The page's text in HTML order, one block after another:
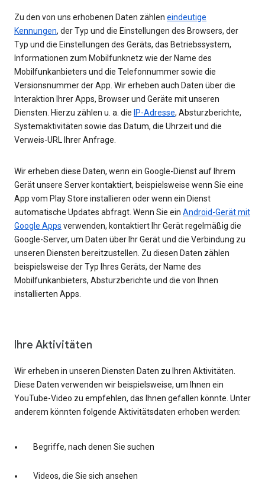
Zu den von uns erhobenen Daten zählen eindeutige
Kennungen, der Typ und die Einstellungen des Browsers, der
Typ und die Einstellungen des Geräts, das Betriebssystem,
Informationen zum Mobilfunknetz wie der Name des
Mobilfunkanbieters und die Telefonnummer sowie die
Versionsnummer der App. Wir erheben auch Daten über die
Interaktion Ihrer Apps, Browser und Geräte mit unseren
Diensten. Hierzu zählen u. a. die IP-Adresse, Absturzberichte,
Systemaktivitäten sowie das Datum, die Uhrzeit und die
Verweis-URL Ihrer Anfrage.
Wir erheben diese Daten, wenn ein Google-Dienst auf Ihrem
Gerät unsere Server kontaktiert, beispielsweise wenn Sie eine
App vom Play Store installieren oder wenn ein Dienst
automatische Updates abfragt. Wenn Sie ein Android-Gerät mit
Google Apps verwenden, kontaktiert Ihr Gerät regelmäßig die
Google-Server, um Daten über Ihr Gerät und die Verbindung zu
unseren Diensten bereitzustellen. Zu diesen Daten zählen
beispielsweise der Typ Ihres Geräts, der Name des
Mobilfunkanbieters, Absturzberichte und die von Ihnen
installierten Apps.
Ihre Aktivitäten
Wir erheben in unseren Diensten Daten zu Ihren Aktivitäten.
Diese Daten verwenden wir beispielsweise, um Ihnen ein
YouTube-Video zu empfehlen, das Ihnen gefallen könnte. Unter
anderem könnten folgende Aktivitätsdaten erhoben werden:
Begriffe, nach denen Sie suchen
Videos, die Sie sich ansehen